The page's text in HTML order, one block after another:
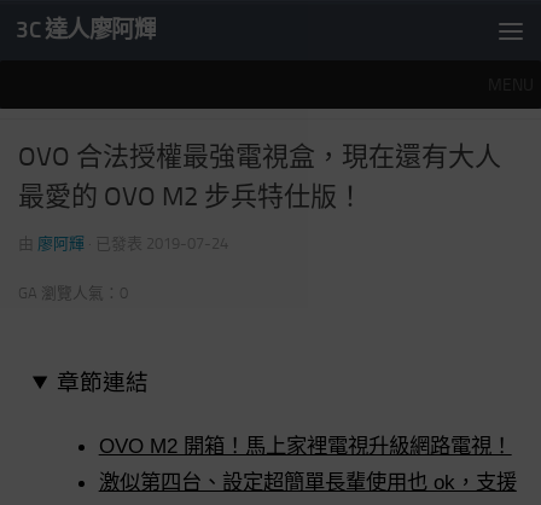
內文下方
3C 達人廖阿輝
OVO 合法授權最強電視盒，現在還有大人
最愛的 OVO M2 步兵特仕版！
由 廖阿輝 · 已發表 2019-07-24
GA 瀏覽人氣：0
章節連結
OVO M2 開箱！馬上家裡電視升級網路電視！
激似第四台、設定超簡單長輩使用也 ok，支援